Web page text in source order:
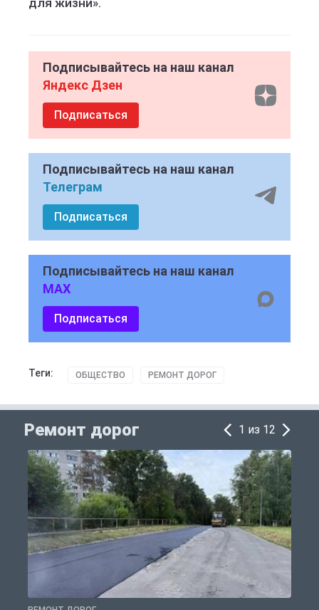
для жизни».
Подписывайтесь на наш канал
Яндекс Дзен
Подписаться
Подписывайтесь на наш канал
Телеграм
Подписаться
Подписывайтесь на наш канал
MAX
Подписаться
Теги: ОБЩЕСТВО РЕМОНТ ДОРОГ
Ремонт дорог 1 из 12